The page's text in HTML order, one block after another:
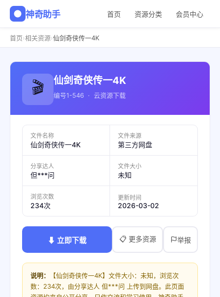
神奇助手 首页 资源分类 会员中心
首页›相关资源›仙剑奇侠传一4K
🎬 仙剑奇侠传一4K
编号1-546 · 云资源下载
文件名称
仙剑奇侠传一4K
文件来源
第三方网盘
分享达人
但***问
文件大小
未知
浏览次数
234次
更新时间
2026-03-02
⬇ 立即下载 📋 更多资源 举报
说明：
【仙剑奇侠传一4K】文件大小：未知，浏览次
数：234次，由分享达人 但***问 上传到网盘。此页面